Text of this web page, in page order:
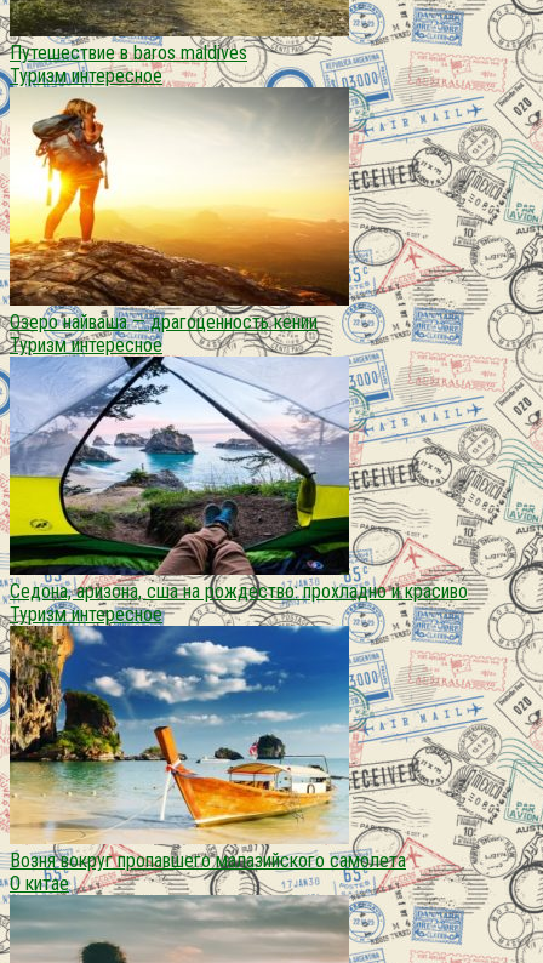
Путешествие в baros maldives
Туризм интересное
Озеро найваша — драгоценность кении
Туризм интересное
Седона, аризона, сша на рождество: прохладно и красиво
Туризм интересное
Возня вокруг пропавшего малазийского самолета
О китае